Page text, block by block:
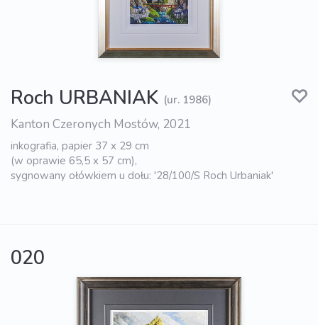
Roch URBANIAK (ur. 1986)
Kanton Czeronych Mostów, 2021
inkografia, papier 37 x 29 cm
(w oprawie 65,5 x 57 cm),
sygnowany ołówkiem u dołu: '28/100/S Roch Urbaniak'
020